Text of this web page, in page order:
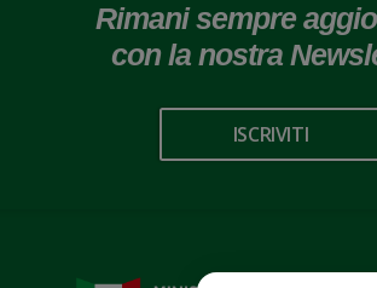
Rimani sempre
con la nostra
ISCRIVITI